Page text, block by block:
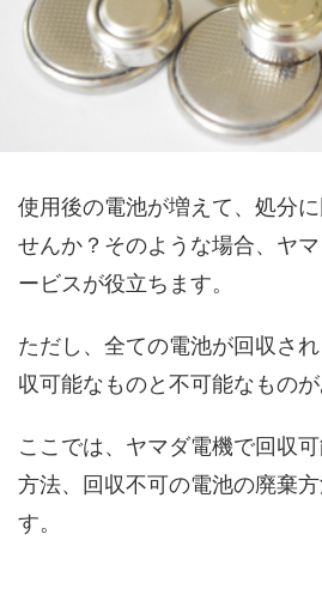
使用後の電池が増えて、処分
せんか？そのような場合、ヤ
ービスが役立ちます。
ただし、全ての電池が回収さ
収可能なものと不可能なものが
ここでは、ヤマダ電機で回収
方法、回収不可の電池の廃棄
す。